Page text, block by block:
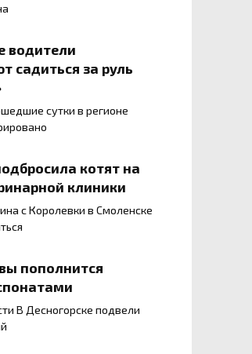
водители
садиться за руль
сутки в регионе
котят на
клиники
с Королевки в Смоленске
пополнится
В Десногорске подвели